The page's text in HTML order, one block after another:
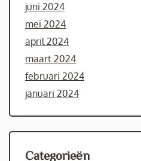
juni 2024
mei 2024
april 2024
maart 2024
februari 2024
januari 2024
Categorieën